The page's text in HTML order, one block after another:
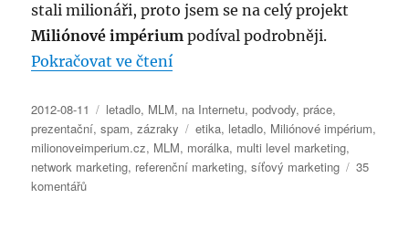
stali milionáři, proto jsem se na celý projekt
Miliónové impérium podíval podrobněji.
Pokračovat ve čtení„Miliónové impérium – podvod,
Publikováno:
2012-08-11 Rubriky:
letadlo, MLM, na Internetu,podvody,práce,
prezentační,spam,zázraky Štítky:
etika, letadlo, Miliónové impérium,
milionoveimperium.cz, MLM, morálka, multi level marketing,
network marketing, referenční marketing,síťový marketing
35
komentářůu